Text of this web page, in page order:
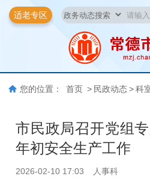
适老专区
您的位置： 首页 > 民政动态 > 科
市民政局召开党组
年初安全生产工作
2026-02-10 17:03 人事科